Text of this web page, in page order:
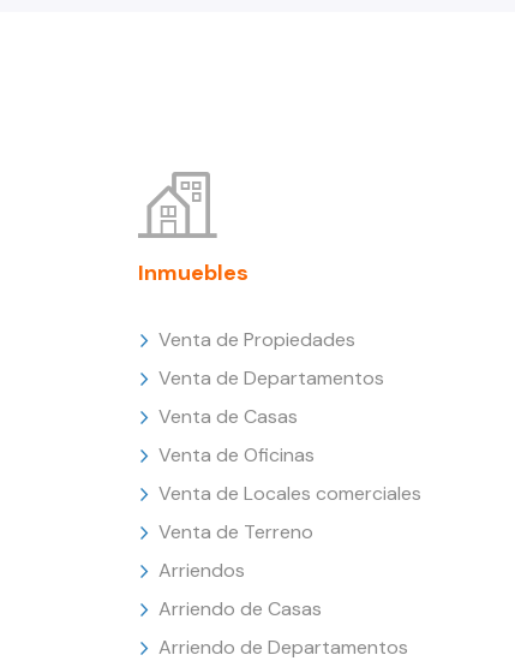
Inmuebles
Venta de Propiedades
Venta de Departamentos
Venta de Casas
Venta de Oficinas
Venta de Locales comerciales
Venta de Terreno
Arriendos
Arriendo de Casas
Arriendo de Departamentos